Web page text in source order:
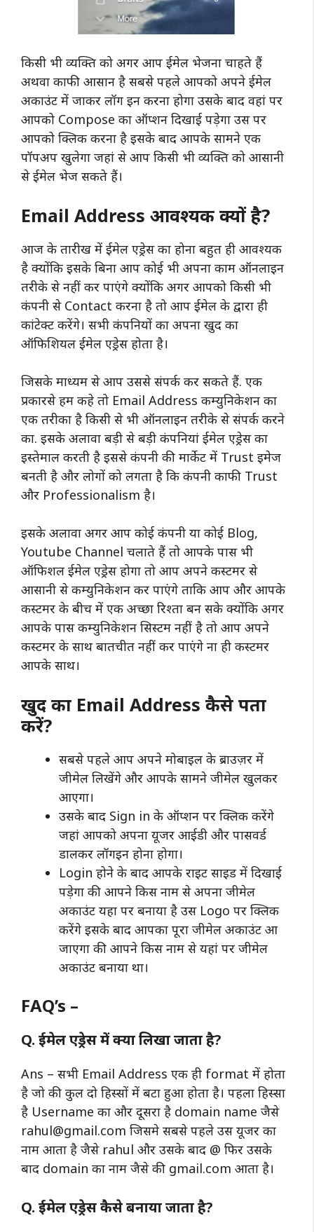
किसी भी व्यक्ति को अगर आप ईमेल भेजना चाहते हैं
अथवा काफी आसान है सबसे पहले आपको अपने ईमेल
अकाउंट में जाकर लॉग इन करना होगा उसके बाद वहां पर
आपको Compose का ऑप्शन दिखाई पड़ेगा उस पर
आपको क्लिक करना है इसके बाद आपके सामने एक
पॉपअप खुलेगा जहां से आप किसी भी व्यक्ति को आसानी
से ईमेल भेज सकते हैं।
Email Address आवश्यक क्यों है?
आज के तारीख में ईमेल एड्रेस का होना बहुत ही आवश्यक
है क्योंकि इसके बिना आप कोई भी अपना काम ऑनलाइन
तरीके से नहीं कर पाएंगे क्योंकि अगर आपको किसी भी
कंपनी से Contact करना है तो आप ईमेल के द्वारा ही
कांटेक्ट करेंगे। सभी कंपनियों का अपना खुद का
ऑफिशियल ईमेल एड्रेस होता है।
जिसके माध्यम से आप उससे संपर्क कर सकते हैं. एक
प्रकारसे हम कहे तो Email Address कम्युनिकेशन का
एक तरीका है किसी से भी ऑनलाइन तरीके से संपर्क करने
का. इसके अलावा बड़ी से बड़ी कंपनियां ईमेल एड्रेस का
इस्तेमाल करती है इससे कंपनी की मार्केट में Trust इमेज
बनती है और लोगों को लगता है कि कंपनी काफी Trust
और Professionalism है।
इसके अलावा अगर आप कोई कंपनी या कोई Blog,
Youtube Channel चलाते हैं तो आपके पास भी
ऑफिशल ईमेल एड्रेस होगा तो आप अपने कस्टमर से
आसानी से कम्युनिकेशन कर पाएंगे ताकि आप और आपके
कस्टमर के बीच में एक अच्छा रिश्ता बन सके क्योंकि अगर
आपके पास कम्युनिकेशन सिस्टम नहीं है तो आप अपने
कस्टमर के साथ बातचीत नहीं कर पाएंगे ना ही कस्टमर
आपके साथ।
खुद का Email Address कैसे पता
करें?
सबसे पहले आप अपने मोबाइल के ब्राउज़र में
जीमेल लिखेंगे और आपके सामने जीमेल खुलकर
आएगा।
उसके बाद Sign in के ऑप्शन पर क्लिक करेंगे
जहां आपको अपना यूजर आईडी और पासवर्ड
डालकर लॉगइन होना होगा।
Login होने के बाद आपके राइट साइड में दिखाई
पड़ेगा की आपने किस नाम से अपना जीमेल
अकाउंट यहा पर बनाया है उस Logo पर क्लिक
करेंगे इसके बाद आपका पूरा जीमेल अकाउंट आ
जाएगा की आपने किस नाम से यहां पर जीमेल
अकाउंट बनाया था।
FAQ’s –
Q. ईमेल एड्रेस में क्या लिखा जाता है?
Ans – सभी Email Address एक ही format में होता
है जो की कुल दो हिस्सों में बटा हुआ होता है। पहला हिस्सा
है Username का और दूसरा है domain name जैसे
rahul@gmail.com जिसमे सबसे पहले उस यूजर का
नाम आता है जैसे rahul और उसके बाद @ फिर उसके
बाद domain का नाम जैसे की gmail.com आता है।
Q. ईमेल एड्रेस कैसे बनाया जाता है?